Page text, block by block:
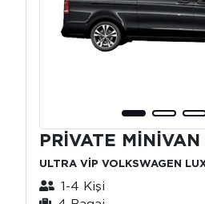
PRİVATE MİNİVAN
ULTRA VİP VOLKSWAGEN
1-4 Kişi